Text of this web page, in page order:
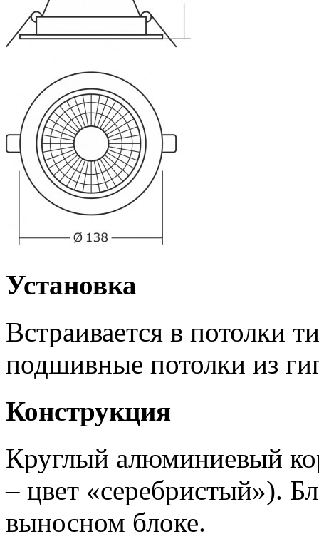
Установка
Встраивается в потолки
подшивные потолки из
Конструкция
Круглый алюминиевый
– цвет «серебристый»).
выносном блоке.